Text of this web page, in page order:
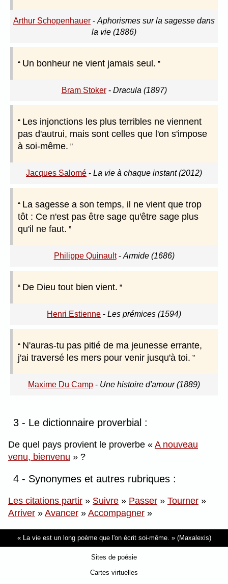
Arthur Schopenhauer - Aphorismes sur la sagesse dans
la vie (1886)
Un bonheur ne vient jamais seul.
Bram Stoker- Dracula (1897)
Les injonctions les plus terribles ne viennent
pas d'autrui, mais sont celles que l'on s'impose
à soi-même.
Jacques Salomé - La vie à chaque instant (2012)
La sagesse a son temps, il ne vient que trop
tôt : Ce n'est pas être sage qu'être sage plus
qu'il ne faut.
Philippe Quinault- Armide (1686)
De Dieu tout bien vient.
Henri Estienne - Les prémices (1594)
N'auras-tu pas pitié de ma jeunesse errante,
j'ai traversé les mers pour venir jusqu'à toi.
Maxime Du Camp - Une histoire d'amour (1889)
3 - Le dictionnaire proverbial :
De quel pays provient le proverbe
A nouveau
venu, bienvenu
?
4 - Synonymes et autres rubriques :
Les citations partir » Suivre » Passer » Tourner »
Arriver » Avancer » Accompagner »
La vie est un long poème que l'on écrit soi-même. (Maxalexis)
Sites de poésie
Cartes virtuelles